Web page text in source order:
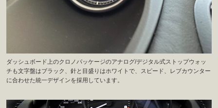
ダッシュボード上のクロノパッケージのアナログ/デジタル式ストップウォッ
チも文字盤はブラック、針と目盛りはホワイトで、スピード、レブカウンター
に合わせた統一デザインを採用しています。